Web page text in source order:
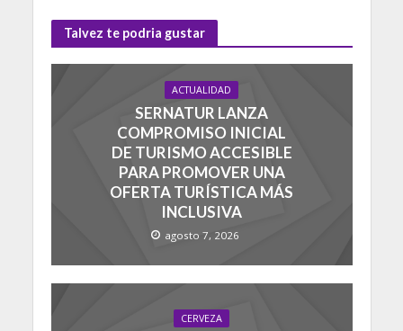
Talvez te podria gustar
ACTUALIDAD
SERNATUR LANZA
COMPROMISO INICIAL
DE TURISMO ACCESIBLE
PARA PROMOVER UNA
OFERTA TURÍSTICA MÁS
INCLUSIVA
agosto 7, 2026
CERVEZA